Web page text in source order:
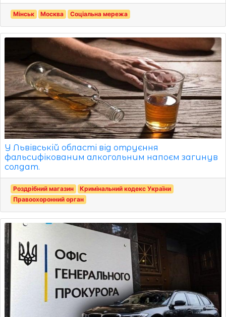
Мінськ Москва Соціальна мережа
У Львівській області від отруєння
фальсифікованим алкогольним напоєм загинув
солдат.
Роздрібний магазин
Кримінальний кодекс України
Правоохоронний орган